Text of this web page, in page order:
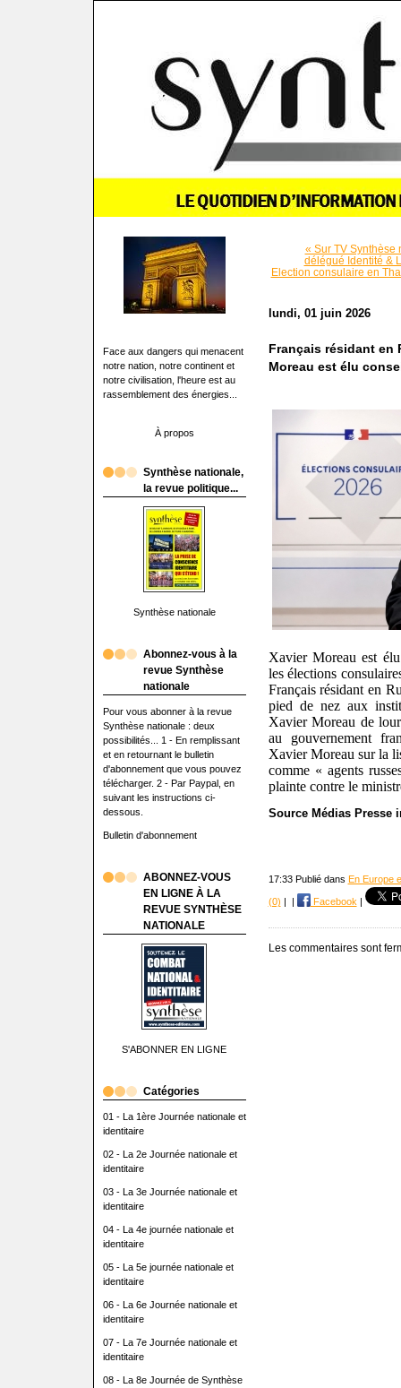
Face aux dangers qui menacent
notre nation, notre continent et
notre civilisation, l'heure est au
rassemblement des énergies...
À propos
Synthèse nationale,
la revue politique...
Synthèse nationale
Abonnez-vous à la
revue Synthèse
nationale
Pour vous abonner à la revue
Synthèse nationale : deux
possibilités... 1 - En remplissant
et en retournant le bulletin
d'abonnement que vous pouvez
télécharger. 2 - Par Paypal, en
suivant les instructions ci-
dessous.
Bulletin d'abonnement
ABONNEZ-VOUS
EN LIGNE À LA
REVUE SYNTHÈSE
NATIONALE
S'ABONNER EN LIGNE
Catégories
01 - La 1ère Journée nationale et
identitaire
02 - La 2e Journée nationale et
identitaire
03 - La 3e Journée nationale et
identitaire
04 - La 4e journée nationale et
identitaire
05 - La 5e journée nationale et
identitaire
06 - La 6e Journée nationale et
identitaire
07 - La 7e Journée nationale et
identitaire
08 - La 8e Journée de Synthèse
« Sur TV Synthèse
délégué Identité &
Election consulaire en
lundi, 01 juin 2026
Français résidant en
Moreau est élu
Xavier Moreau est
les élections
Français résidant en
pied de nez aux
Xavier Moreau de
au gouvernement
Xavier Moreau sur la
comme « agents
plainte contre le
Source Médias Presse
17:33 Publié dans En Europe
(0) Facebook|
Les commentaires sont